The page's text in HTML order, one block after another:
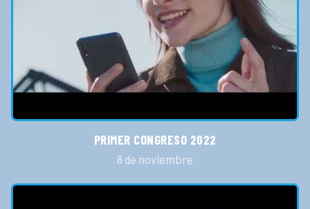
PRIMER CONGRESO 2022
8 de noviembre